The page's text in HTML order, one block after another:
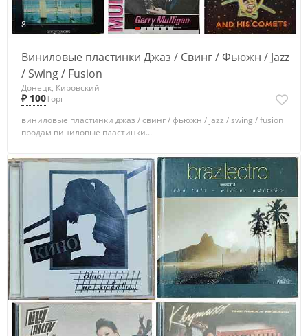
8
Виниловые пластинки Джаз / Свинг / Фьюжн / Jazz
/ Swing / Fusion
Донецк, Кировский
₽ 100Торг
виниловые пластинки джаз / свинг / фьюжн / jazz / swing / fusion
продам виниловые пластинки...